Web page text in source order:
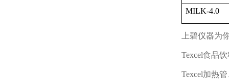
MILK-4.0
上碧仪器为
Texcel食品
Texcel加热